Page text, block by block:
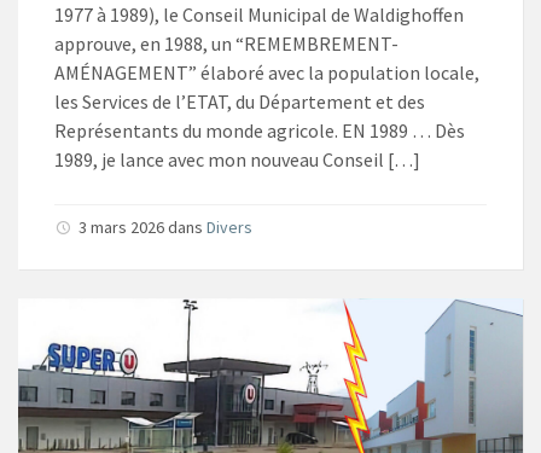
1977 à 1989), le Conseil Municipal de Waldighoffen
approuve, en 1988, un “REMEMBREMENT-
AMÉNAGEMENT” élaboré avec la population locale,
les Services de l’ETAT, du Département et des
Représentants du monde agricole. EN 1989 … Dès
1989, je lance avec mon nouveau Conseil […]
3 mars 2026dans Divers